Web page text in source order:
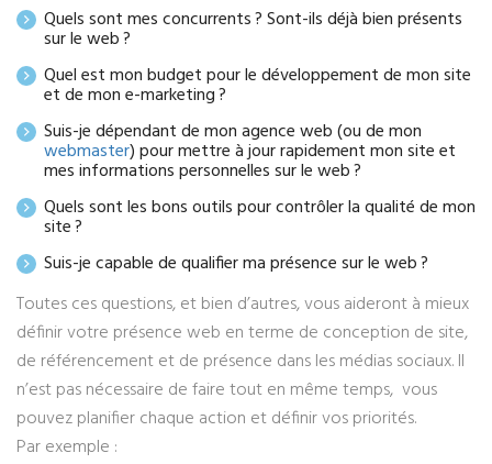
Quels sont mes concurrents ? Sont-ils déjà bien présents
sur le web ?
Quel est mon budget pour le développement de mon site
et de mon e-marketing ?
Suis-je dépendant de mon agence web (ou de mon
webmaster) pour mettre à jour rapidement mon site et
mes informations personnelles sur le web ?
Quels sont les bons outils pour contrôler la qualité de mon
site ?
Suis-je capable de qualifier ma présence sur le web ?
Toutes ces questions, et bien d’autres, vous aideront à mieux
définir votre présence web en terme de conception de site,
de référencement et de présence dans les médias sociaux. Il
n’est pas nécessaire de faire tout en même temps, vous
pouvez planifier chaque action et définir vos priorités.
Par exemple :